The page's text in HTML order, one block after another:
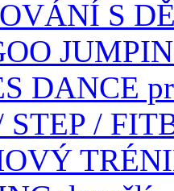
S
DANCE
STEP /